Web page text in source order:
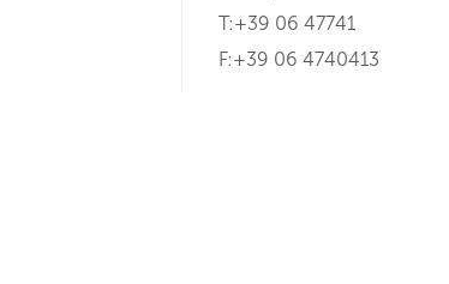
T:+39 06 47741
F:+39 06 4740413